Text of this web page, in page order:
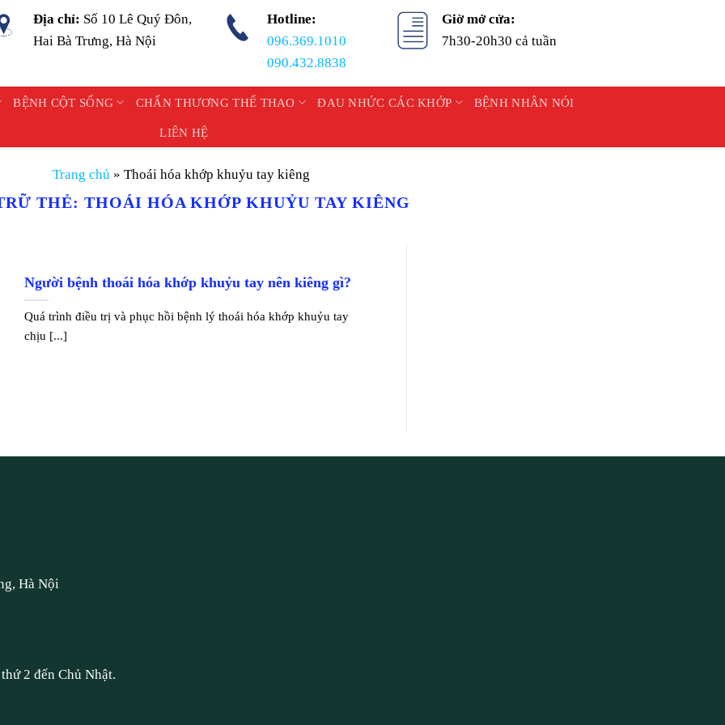
Địa chỉ: Số 10 Lê Quý Đôn,
Hai Bà Trưng, Hà Nội
Hotline:
096.369.1010
090.432.8838
Giờ mở cửa:
7h30-20h30 cả tuần
BỆNH CỘT SỐNG CHẤN THƯƠNG THỂ THAO ĐAU NHỨC CÁC KHỚP BỆNH NHÂN NÓI
LIÊN HỆ
Trang chủ » Thoái hóa khớp khuỷu tay kiêng
THẺ: THOÁI HÓA KHỚP KHUỶU TAY KIÊNG
Người bệnh thoái hóa khớp khuỷu tay nên kiêng gì?
Quá trình điều trị và phục hồi bệnh lý thoái hóa khớp khuỷu tay
chịu [...]
Hà Nội
2 đến Chủ Nhật.